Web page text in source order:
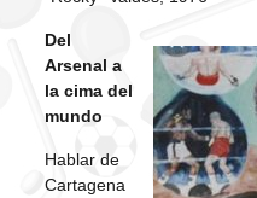
Del
Arsenal a
la cima del
mundo
Hablar de
Cartagena